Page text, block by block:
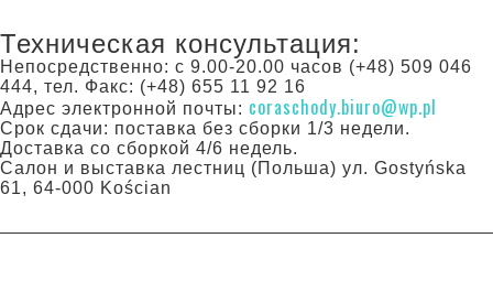
Техническая консультация:
Непосредственно: с 9.00-20.00 часов (+48) 509 046
444, тел. Факс: (+48) 655 11 92 16
Адрес электронной почты: coraschody.biuro@wp.pl
Срок сдачи: поставка без сборки 1/3 недели.
Доставка со сборкой 4/6 недель.
Салон и выставка лестниц (Польша) ул. Gostyńska
61, 64-000 Kościan